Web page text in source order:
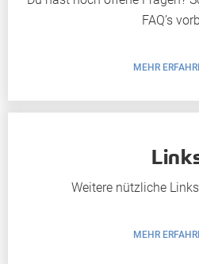
FAQ’s
MEHR
Weitere nützliche
MEHR